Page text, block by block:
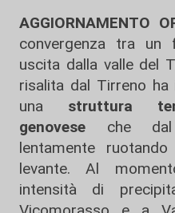
AGGIORNAMENTO
convergenza tra un
uscita dalla valle del
risalita dal Tirreno
una struttura
genovese che dal
lentamente
levante. Al
intensità di